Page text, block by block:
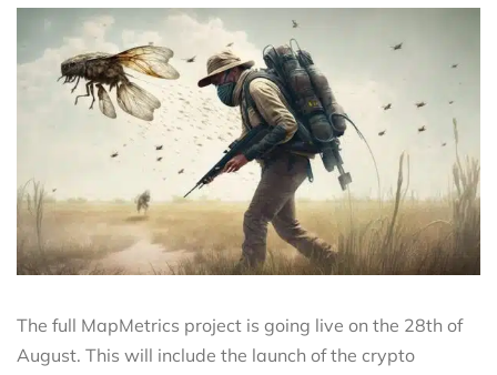
The full MapMetrics project is going live on the 28th of
August. This will include the launch of the crypto